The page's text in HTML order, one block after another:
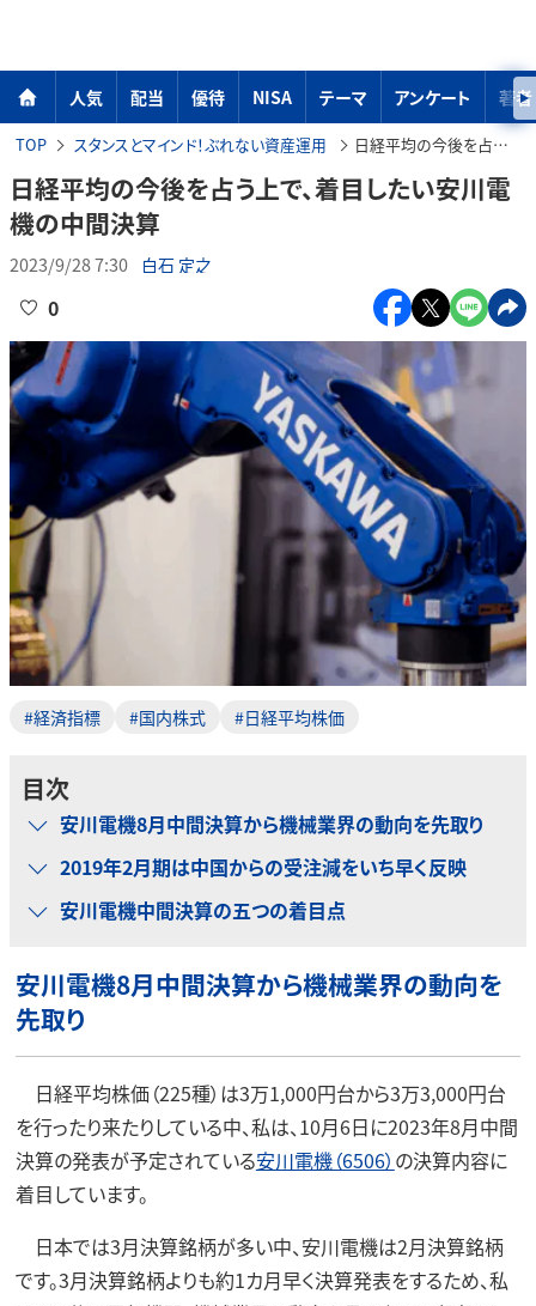
人気 配当 優待 NISA テーマ アンケート 著者
TOP スタンスとマインド！ぶれない資産運用 日経平均の今後を占う上で、着目したい安川電機の中間決算
日経平均の今後を占う上で、着目したい安川電
機の中間決算
2023/9/28 7:30 白石 定之
0
#経済指標 #国内株式 #日経平均株価
目次
安川電機8月中間決算から機械業界の動向を先取り
2019年2月期は中国からの受注減をいち早く反映
安川電機中間決算の五つの着目点
安川電機8月中間決算から機械業界の動向を
先取り
日経平均株価（225種）は3万1,000円台から3万3,000円台
を行ったり来たりしている中、私は、10月6日に2023年8月中間
決算の発表が予定されている安川電機（6506） の決算内容に
着目しています。
日本では3月決算銘柄が多い中、安川電機は2月決算銘柄
です。3月決算銘柄よりも約1カ月早く決算発表をするため、私